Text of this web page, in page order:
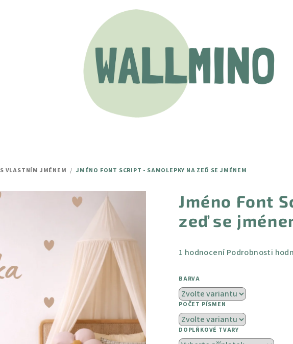
S VLASTNÍM JMÉNEM / JMÉNO FONT SCRIPT - SAMOLEPKY NA ZEĎ SE JMÉNEM
Jméno Font
zeď se
Průměrné
produktu
je
5,0
z
5
hvězdiček.
1 hodnocení Podrobnosti
BARVA
POČET PÍSMEN
DOPLŇKOVÉ TVARY